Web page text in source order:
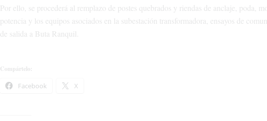
Por ello, se procederá al remplazo de postes quebrados y riendas de anclaje, poda,
potencia y los equipos asociados en la subestación transformadora, ensayos de
de salida a Buta Ranquil.
Compártelo:
Facebook X